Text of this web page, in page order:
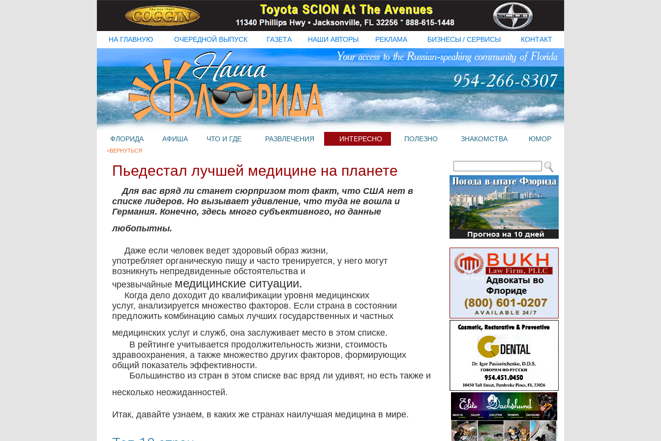
НА ГЛАВНУЮ ОЧЕРЕДНОЙ ВЫПУСК ГАЗЕТА НАШИ АВТОРЫ РЕКЛАМА БИЗНЕСЫ / СЕРВИСЫ КОНТАКТ
ФЛОРИДА АФИША ЧТО И ГДЕ РАЗВЛЕЧЕНИЯ ИНТЕРЕСНО ПОЛЕЗНО ЗНАКОМСТВА ЮМОР
<ВЕРНУТЬСЯ
Пьедестал лучшей медицине на планете
Для вас вряд ли станет сюрпризом тот факт, что США нет в
списке лидеров. Но вызывает удивление, что туда не вошла и
Германия. Конечно, здесь много субъективного, но данные
любопытны.
Даже если человек ведет здоровый образ жизни,
употребляет органическую пищу и часто тренируется, у него могут
возникнуть непредвиденные обстоятельства и
чрезвычайные медицинские ситуации.
Когда дело доходит до квалификации уровня медицинских
услуг, анализируется множество факторов. Если страна в состоянии
предложить комбинацию самых лучших государственных и частных
медицинских услуг и служб, она заслуживает место в этом списке.
В рейтинге учитывается продолжительность жизни, стоимость
здравоохранения, а также множество других факторов, формирующих
общий показатель эффективности.
Большинство из стран в этом списке вас вряд ли удивят, но есть также и
несколько неожиданностей.
Итак, давайте узнаем, в каких же странах наилучшая медицина в мире.